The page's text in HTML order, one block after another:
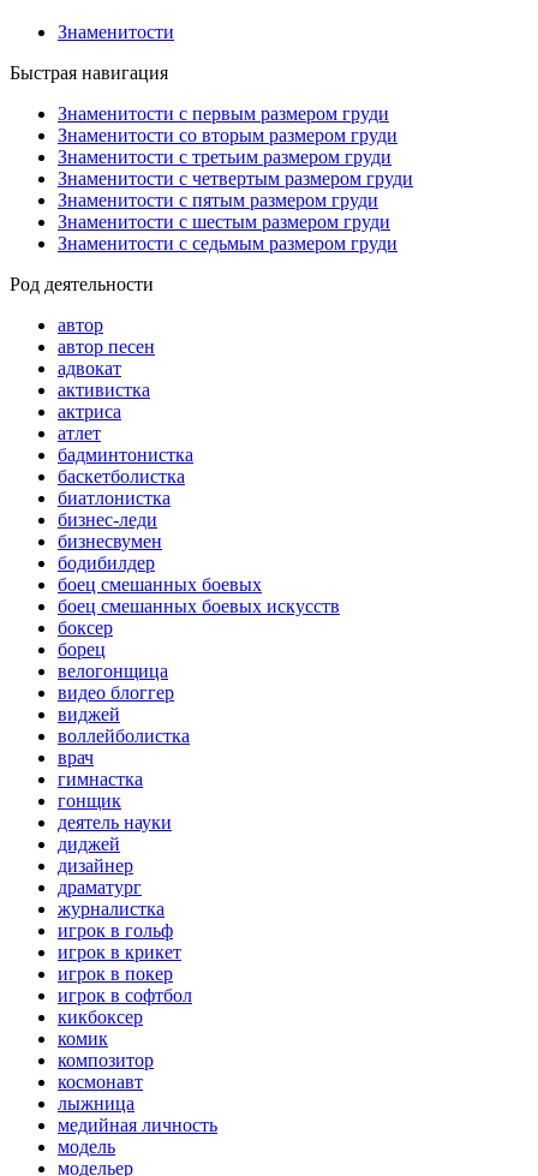
Знаменитости
Быстрая навигация
Знаменитости с первым размером груди
Знаменитости со вторым размером груди
Знаменитости с третьим размером груди
Знаменитости с четвертым размером груди
Знаменитости с пятым размером груди
Знаменитости с шестым размером груди
Знаменитости с седьмым размером груди
Род деятельности
автор
автор песен
адвокат
активистка
актриса
атлет
бадминтонистка
баскетболистка
биатлонистка
бизнес-леди
бизнесвумен
бодибилдер
боец смешанных боевых
боец смешанных боевых искусств
боксер
борец
велогонщица
видео блоггер
виджей
воллейболистка
врач
гимнастка
гонщик
деятель науки
диджей
дизайнер
драматург
журналистка
игрок в гольф
игрок в крикет
игрок в покер
игрок в софтбол
кикбоксер
комик
композитор
космонавт
лыжница
медийная личность
модель
модельер